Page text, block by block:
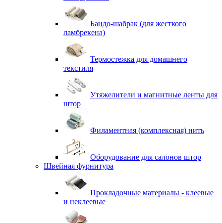
Бандо-шабрак (для жесткого
ламбрекена)
Термостежка для домашнего
текстиля
Утяжелители и магнитные ленты для
штор
Филаментная (комплексная) нить
Оборудование для салонов штор
Швейная фурнитура
Прокладочные материалы - клеевые
и неклеевые